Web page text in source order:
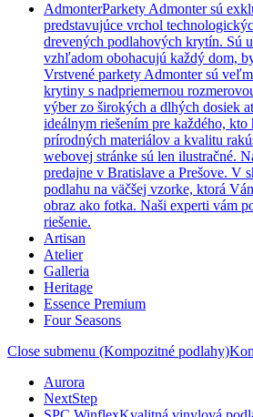
AdmonterParkety Admonter sú
predstavujúce vrchol
drevených podlahových krytín. Sú
vzhľadom obohacujú každý dom,
Vrstvené parkety Admonter sú
krytiny s nadpriemernou
výber zo širokých a dlhých dosiek
ideálnym riešením pre každého,
prírodných materiálov a kvalitu
webovej stránke sú len ilustračné.
predajne v Bratislave a Prešove. V
podlahu na väčšej vzorke, ktorá
obraz ako fotka. Naši experti vám
riešenie.
Artisan
Atelier
Galleria
Heritage
Essence Premium
Four Seasons
Close submenu (Kompozitné podlahy)
Aurora
NextStep